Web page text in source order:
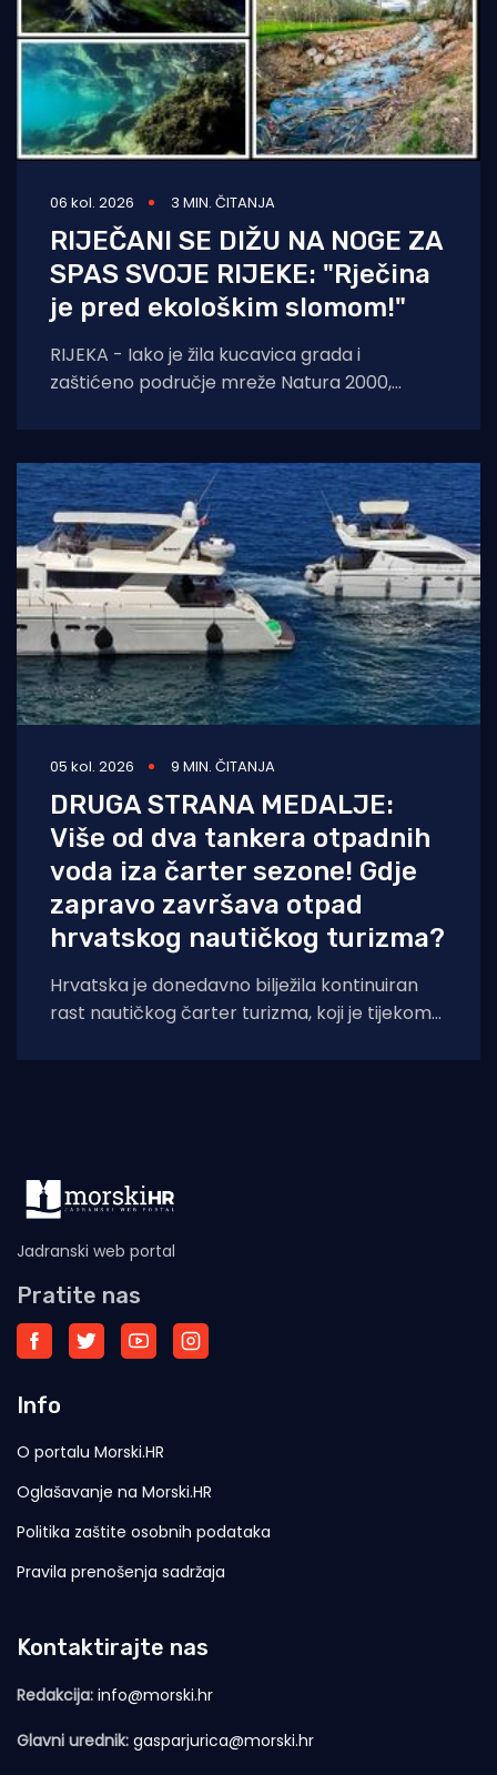
06 kol. 2026 3 MIN. ČITANJA
RIJEČANI SE DIŽU NA NOGE ZA
SPAS SVOJE RIJEKE: "Rječina
je pred ekološkim slomom!"
RIJEKA - Iako je žila kucavica grada i
zaštićeno područje mreže Natura 2000,
05 kol. 2026 9 MIN. ČITANJA
DRUGA STRANA MEDALJE:
Više od dva tankera otpadnih
voda iza čarter sezone! Gdje
zapravo završava otpad
hrvatskog nautičkog turizma?
Hrvatska je donedavno bilježila kontinuiran
rast nautičkog čarter turizma, koji je tijekom
Jadranski web portal
Pratite nas
Info
O portalu Morski.HR
Oglašavanje na Morski.HR
Politika zaštite osobnih podataka
Pravila prenošenja sadržaja
Kontaktirajte nas
Redakcija: info@morski.hr
Glavni urednik: gasparjurica@morski.hr